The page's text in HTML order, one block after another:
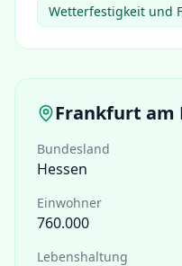
Wetterfestigkeit und
Frankfurt am
Bundesland
Hessen
Einwohner
760.000
Lebenshaltung